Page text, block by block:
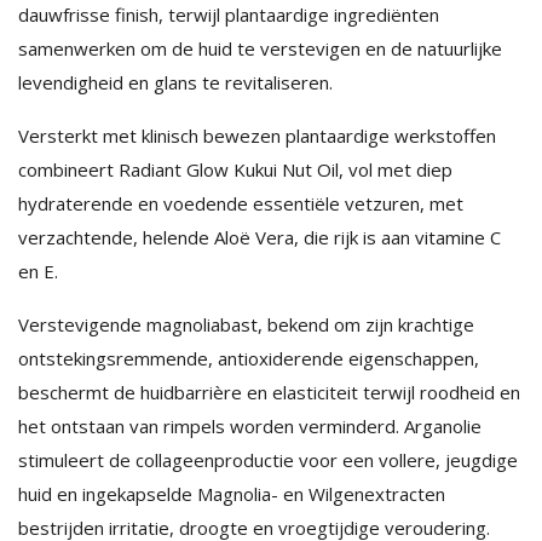
dauwfrisse finish, terwijl plantaardige ingrediënten
samenwerken om de huid te verstevigen en de natuurlijke
levendigheid en glans te revitaliseren.
Versterkt met klinisch bewezen plantaardige werkstoffen
combineert Radiant Glow Kukui Nut Oil, vol met diep
hydraterende en voedende essentiële vetzuren, met
verzachtende, helende Aloë Vera, die rijk is aan vitamine C
en E.
Verstevigende magnoliabast, bekend om zijn krachtige
ontstekingsremmende, antioxiderende eigenschappen,
beschermt de huidbarrière en elasticiteit terwijl roodheid en
het ontstaan van rimpels worden verminderd. Arganolie
stimuleert de collageenproductie voor een vollere, jeugdige
huid en ingekapselde Magnolia- en Wilgenextracten
bestrijden irritatie, droogte en vroegtijdige veroudering.